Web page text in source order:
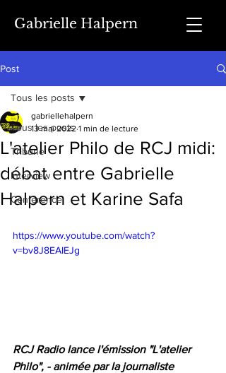
Gabrielle Halpern
Post
Tous les posts
Tribune
Interview
Conférence
Tous les posts
L'atelier Philo de RCJ midi:
débat entre Gabrielle
Halpern et Karine Safa
gabriellehalpern
13 mai 2022 1 min de lecture
https://www.youtube.com/watch?
v=bv8J8EAIEJg
RCJ Radio lance l'émission "L'atelier
Philo", - animée par la journaliste